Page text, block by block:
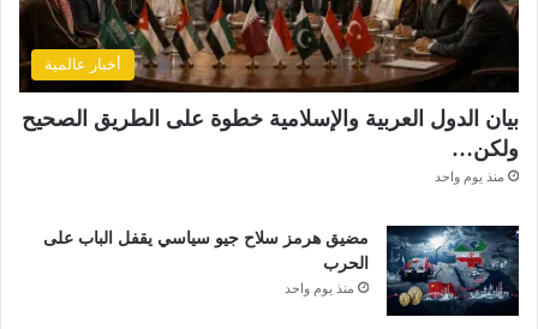
أخبار عالمية
بيان الدول العربية والإسلامية خطوة على الطريق الصحيح
ولكن…
منذ يوم واحد
مضيق هرمز سلاح جيو سياسي يقفل الباب على
الحرب
منذ يوم واحد